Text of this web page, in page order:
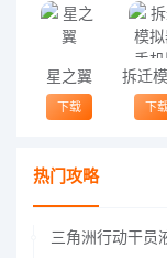
星之翼
下载 下
热门攻略